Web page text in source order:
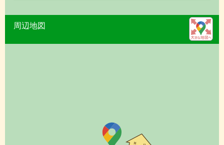
周辺地図